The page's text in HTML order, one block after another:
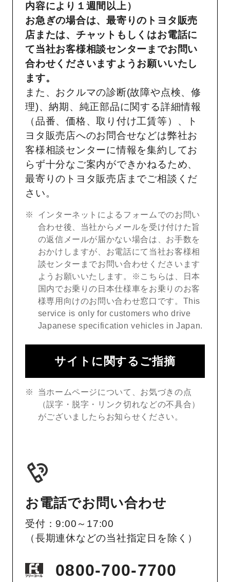
内容により１週間以上）
お急ぎの場合は、最寄りのトヨタ販売
店または、チャットもしくはお電話に
て当社お客様相談センターまでお問い
合わせくださいますようお願いいたし
ます。
また、おクルマの診断(故障や点検、修
理)、納期、純正部品に関する詳細情報
（品番、価格、取り付け工賃等）、ト
ヨタ販売店へのお問合せなどは弊社お
客様相談センターに情報を集約してお
らず十分なご案内ができかねるため、
最寄りのトヨタ販売店までご相談くだ
さい。
インターネットによるフォームでのお問い
合わせ後、当社からメールを受け付けた旨
の返信メールが届かない場合は、お手数を
おかけしますが、お電話にて当社お客様相
談センターまでお問い合わせくださいます
ようお願いいたします。※こちらは、日本
国内でお乗りの日本仕様車をお乗りのお客
様専用向けのお問い合わせ窓口です。This
service is only for customers who drive
Japanese specification vehicles in Japan.
サイトに関するご指摘
当ホームページについて、お気づきの点
（誤字・脱字・リンク切れなどの不具合）
がございましたらお知らせください。
お電話でお問い合わせ
受付：9:00～17:00
（長期連休などの当社指定日を除く）
0800-700-7700